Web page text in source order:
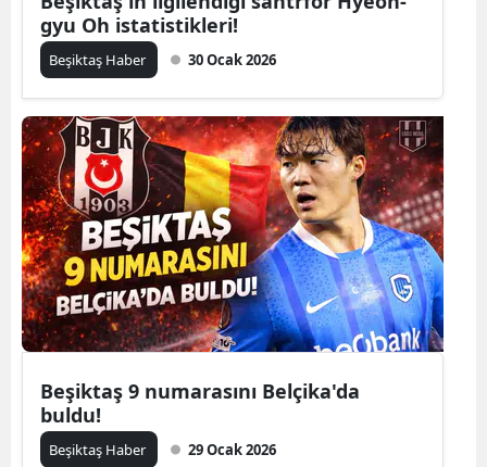
gyu Oh istatistikleri!
Beşiktaş Haber 30 Ocak 2026
Beşiktaş 9 numarasını Belçika'da
buldu!
Beşiktaş Haber 29 Ocak 2026